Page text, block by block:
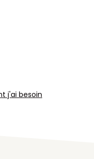
j'ai besoin